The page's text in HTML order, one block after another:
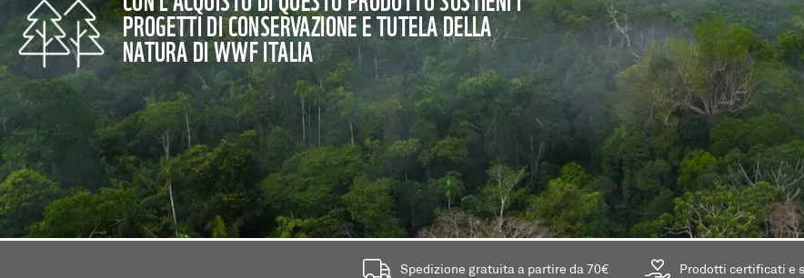
PROGETTI DI CONSERVAZIONE E TUTELA DELLA
NATURA DI WWF ITALIA
Spedizione gratuita a partire da 70€ Prodotti certificati e